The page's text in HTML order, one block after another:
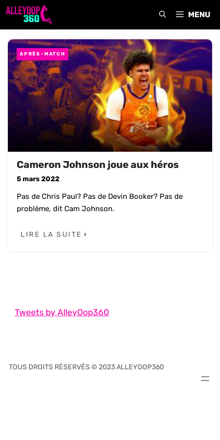
Aller
MENU
APRÈS-MATCH
Cameron Johnson joue aux héros
5 mars 2022
Pas de Chris Paul? Pas de Devin Booker? Pas de
problème, dit Cam Johnson.
LIRE LA SUITE
Tweets by AlleyOop360
TOUS DROITS RÉSERVÉS © 2023 ALLEYOOP360